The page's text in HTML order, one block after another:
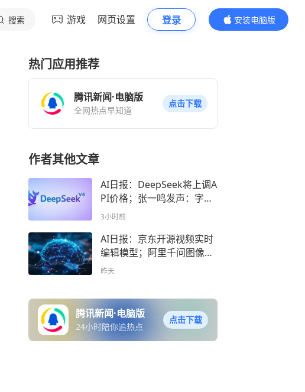
搜索 游戏 网页设置 登录
安装电脑版
内容更精彩
热门应用推荐
腾讯新闻·电脑版
全网热点早知道
点击下载
作者其他文章
AI日报：DeepSeek将上调A
PI价格；张一鸣发声：字节
模型拒绝“AI蒸馏” ；美图上
3小时前
AI日报：京东开源视频实时
编辑模型；阿里千问图像生
成模型Qwen-Image-3.0 上
昨天
腾讯新闻·电脑版
24小时陪你追热点
点击下载